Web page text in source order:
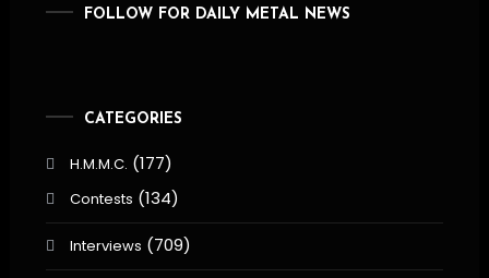
FOLLOW FOR DAILY METAL NEWS
CATEGORIES
H.M.M.C. (177)
Contests (134)
Interviews (709)